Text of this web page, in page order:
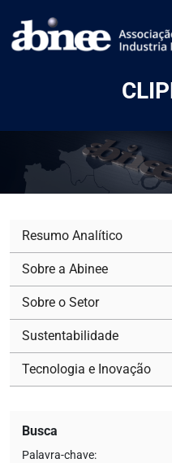
Resumo Analítico
Sobre a Abinee
Sobre o Setor
Sustentabilidade
Tecnologia e Inovação
Busca
Palavra-chave: